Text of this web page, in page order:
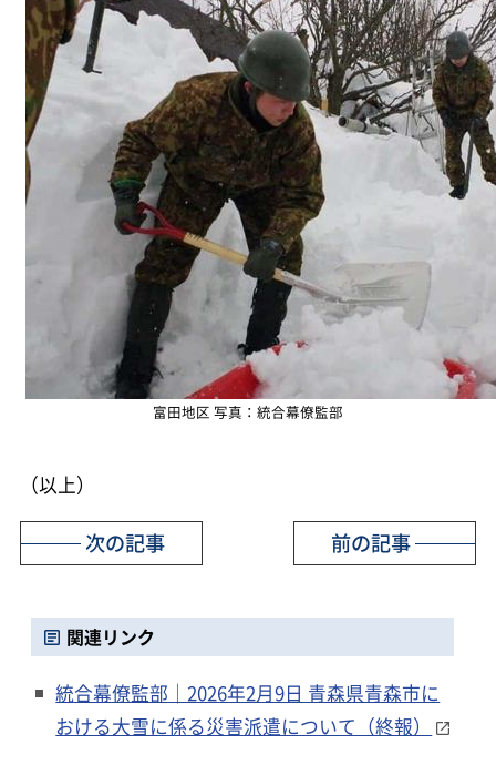
富田地区 写真：統合幕僚監部
（以上）
前の記事
次の記事
関連リンク
統合幕僚監部｜2026年2月9日 青森県青森市に
おける大雪に係る災害派遣について（終報）